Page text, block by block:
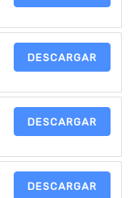
DESCARGAR
DESCARGAR
DESCARGAR